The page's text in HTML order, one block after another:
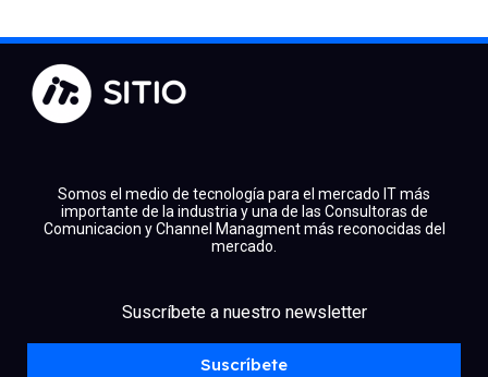
Somos el medio de tecnología para el mercado IT más
importante de la industria y una de las Consultoras de
Comunicacion y Channel Managment más reconocidas del
mercado.
Suscríbete a nuestro newsletter
Suscríbete
facebook
x linkedinyoutubeinstagram
spotify